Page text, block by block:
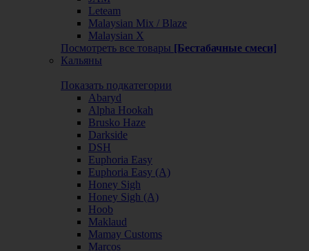
Leteam
Malaysian Mix / Blaze
Malaysian X
Посмотреть все товары [Бестабачные смеси]
Кальяны
Показать подкатегории
Abaryd
Alpha Hookah
Brusko Haze
Darkside
DSH
Euphoria Easy
Euphoria Easy (А)
Honey Sigh
Honey Sigh (А)
Hoob
Maklaud
Mamay Customs
Marcos